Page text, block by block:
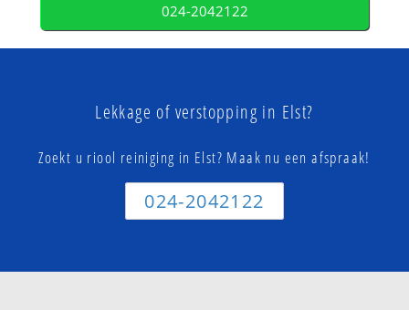
024-2042122
Lekkage of verstopping in Elst?
Zoekt u riool reiniging in Elst? Maak nu een afspraak!
024-2042122